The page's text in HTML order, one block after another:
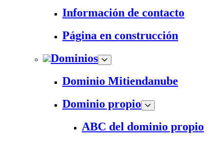
Información de contacto
Página en construcción
Dominios
Dominio Mitiendanube
Dominio propio
ABC del dominio propio